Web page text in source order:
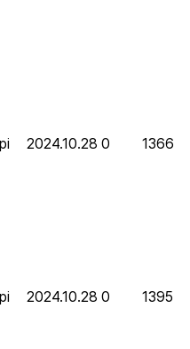
2024.10.28 0 1366
2024.10.28 0 1395